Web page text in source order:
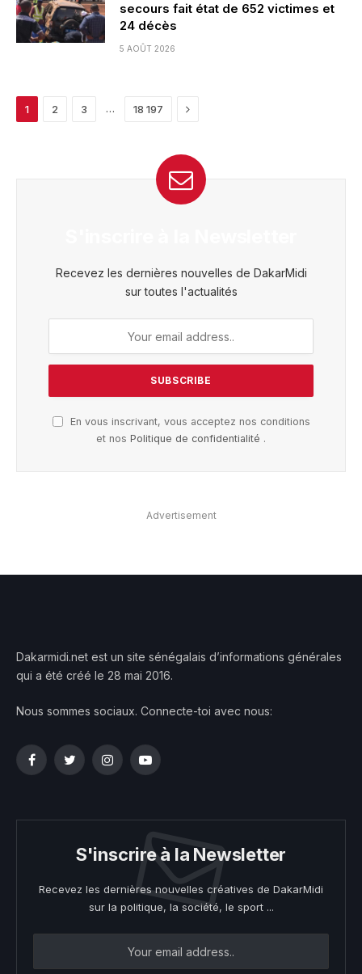
secours fait état de 652 victimes et
24 décès
5 AOÛT 2026
1 2 3 … 18 197 Next
Recevez les dernières nouvelles de DakarMidi
sur toutes l'actualités
En vous inscrivant, vous acceptez nos conditions
et nos Politique de confidentialité .
Advertisement
Dakarmidi.net est un site sénégalais d’informations générales
qui a été créé le 28 mai 2016.
Nous sommes sociaux. Connecte-toi avec nous:
FacebookTwitterInstagramYouTube
S'inscrire à la Newsletter
Recevez les dernières nouvelles créatives de DakarMidi
sur la politique, la société, le sport ...